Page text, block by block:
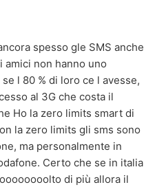
spesso gle SMS anche
non hanno uno
l 80 % di loro ce l avesse,
al 3G che costa il
Ho la zero limits smart di
la zero limits gli sms sono
ma personalmente in
Certo che se in italia
di più allora il